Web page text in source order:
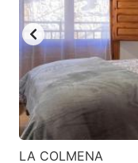
LA COLMENA